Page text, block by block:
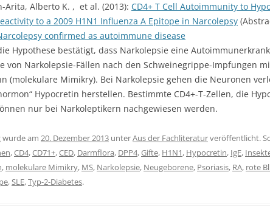
Arita, Alberto K. , et al. (2013): CD4+ T Cell Autoimmunity to
to a 2009 H1N1 Influenza A Epitope in Narcolepsy
confirmed as autoimmune disease
Hypothese bestätigt, dass Narkolepsie eine
von Narkolepsie-Fällen nach den Schweinegrippe-Impfungen
(molekulare Mimikry). Bei Narkolepsie gehen die Neuronen
Hypocretin herstellen. Bestimmte CD4+-T-Zellen, die
nur bei Narkoleptikern nachgewiesen werden.
wurde am 20. Dezember 2013 unterAus der Fachliteraturveröffentlicht.
,CD4,CD71+,CED, Darmflora, DPP4,Gifte, H1N1, Hypocretin, IgE,
, molekulare Mimikry, MS, Narkolepsie, Neugeborene, Psoriasis, RA, rote
,SLE,Typ-2-Diabetes.